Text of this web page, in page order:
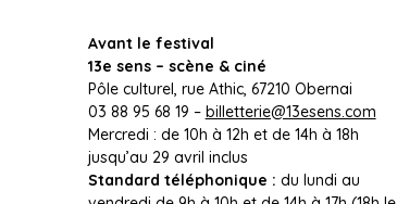
Avant le festival
13e sens – scène & ciné
Pôle culturel, rue Athic, 67210 Obernai
03 88 95 68 19 – billetterie@13esens.com
Mercredi : de 10h à 12h et de 14h à 18h
jusqu’au 29 avril inclus
Standard téléphonique : du lundi au